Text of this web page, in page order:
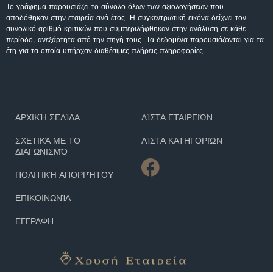
Το γράφημα παρουσιάζει το σύνολο όλων των αξιολογήσεων που
αποδόθηκαν στην εταιρεία ανά έτος. Η συγκεντρωτική εικόνα δείχνει τον
συνολικό αριθμό κριτικών που συμπεριλήφθηκαν στην ανάλυση σε κάθε
περίοδο, ανεξάρτητα από την πηγή τους. Τα δεδομένα παρουσιάζονται για τα
έτη για τα οποία υπήρχαν διαθέσιμες πλήρεις πληροφορίες.
ΑΡΧΙΚΉ ΣΕΛΊΔΑ
ΣΧΕΤΙΚΆ ΜΕ ΤΟ
ΔΙΑΓΩΝΙΣΜΌ
ΠΟΛΙΤΙΚΉ ΑΠΟΡΡΉΤΟΥ
ΕΠΙΚΟΙΝΩΝΊΑ
ΕΓΓΡΑΦΗ
ΛΊΣΤΑ ΕΤΑΙΡΕΙΏΝ
ΛΊΣΤΑ ΚΑΤΗΓΟΡΙΏΝ